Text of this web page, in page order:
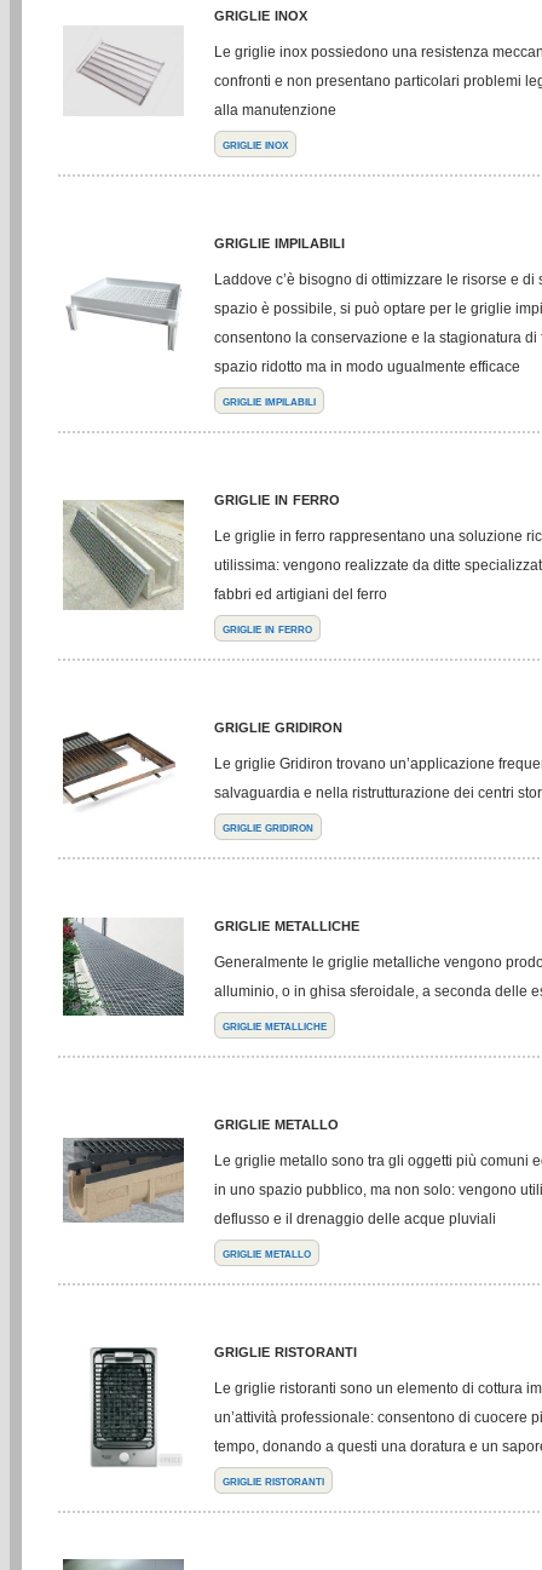
griglie inox
Le griglie inox possiedono una resistenza
confronti e non presentano particolari problemi
alla manutenzione
griglie inox
griglie impilabili
Laddove c’è bisogno di ottimizzare le risorse e di
spazio è possibile, si può optare per le griglie
consentono la conservazione e la stagionatura di
spazio ridotto ma in modo ugualmente efficace
griglie impilabili
griglie in ferro
Le griglie in ferro rappresentano una soluzione
utilissima: vengono realizzate da ditte
fabbri ed artigiani del ferro
griglie in ferro
griglie gridiron
Le griglie Gridiron trovano un’applicazione
salvaguardia e nella ristrutturazione dei centri
griglie gridiron
griglie metalliche
Generalmente le griglie metalliche vengono
alluminio, o in ghisa sferoidale, a seconda delle
griglie metalliche
griglie metallo
Le griglie metallo sono tra gli oggetti più comuni
in uno spazio pubblico, ma non solo: vengono
deflusso e il drenaggio delle acque pluviali
griglie metallo
griglie ristoranti
Le griglie ristoranti sono un elemento di cottura
un’attività professionale: consentono di cuocere
tempo, donando a questi una doratura e un
griglie ristoranti